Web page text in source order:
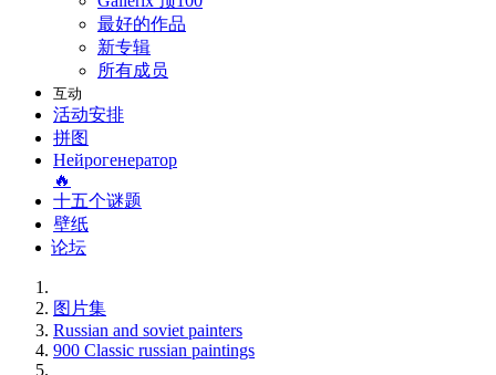
最好的作品
新专辑
所有成员
互动
活动安排
拼图
Нейрогенератор
🔥
十五个谜题
壁纸
论坛
图片集
Russian and soviet painters
900 Classic russian paintings